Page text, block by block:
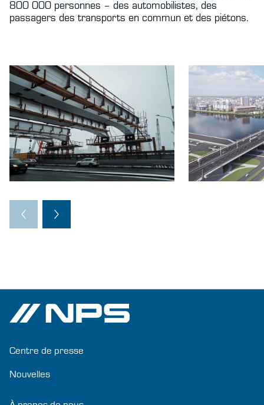
800 000 personnes – des automobilistes, des
passagers des transports en commun et des piétons.
Centre de presse
Nouvelles